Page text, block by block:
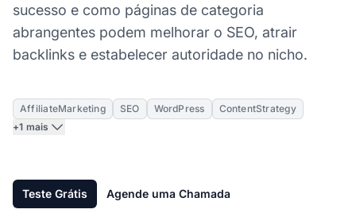
sucesso e como páginas de categoria
abrangentes podem melhorar o SEO, atrair
backlinks e estabelecer autoridade no nicho.
AffiliateMarketing SEO WordPress
ContentStrategy
+1 mais
Teste Grátis Agende uma Chamada